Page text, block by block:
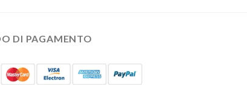
DI PAGAMENTO